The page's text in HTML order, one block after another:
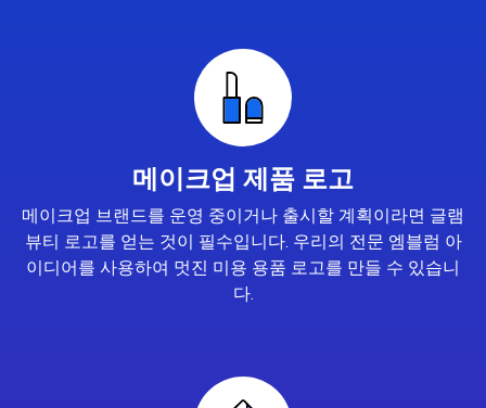
메이크업 제품 로고
메이크업 브랜드를 운영 중이거나 출시할 계획이라면 글램
뷰티 로고를 얻는 것이 필수입니다. 우리의 전문 엠블럼 아
이디어를 사용하여 멋진 미용 용품 로고를 만들 수 있습니
다.